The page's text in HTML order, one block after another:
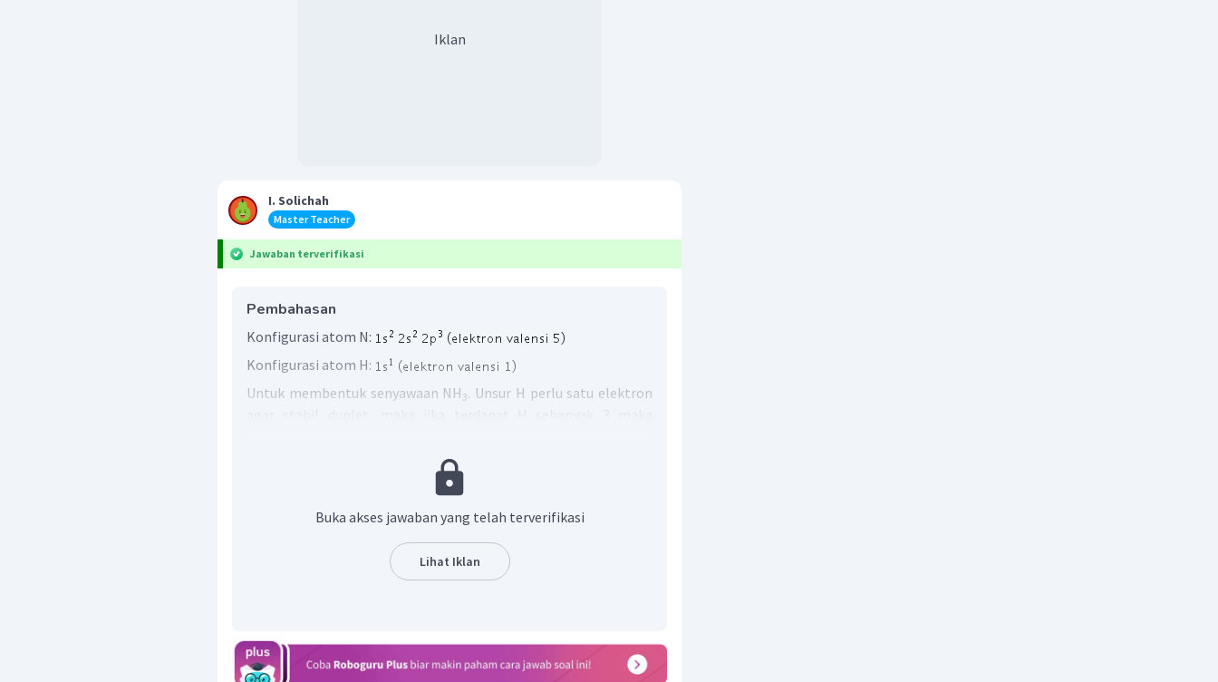
Iklan
I. Solichah
Master Teacher
Jawaban terverifikasi
Pembahasan
Konfigurasi atom N:
Konfigurasi atom H:
Untuk membentuk senyawaan NH 3. Unsur H perlu satu elektron
untuk berikatan sehingga masih terdapat 2 elektron bebas atau
sepasang PEB, maka rumus VSEPR nya yaitu AX
e adalah piramida trigonal.
Jadi, jawaban yang benar adalah E.
Buka akses jawaban yang telah terverifikasi
Lihat Iklan